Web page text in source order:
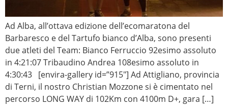
Ad Alba, all’ottava edizione dell’ecomaratona del
Barbaresco e del Tartufo bianco d’Alba, sono presenti
due atleti del Team: Bianco Ferruccio 92esimo assoluto
in 4:21:07 Tribaudino Andrea 108esimo assoluto in
4:30:43 [envira-gallery id=”915″] Ad Attigliano, provincia
di Terni, il nostro Christian Mozzone si è cimentato nel
percorso LONG WAY di 102Km con 4100m D+, gara […]